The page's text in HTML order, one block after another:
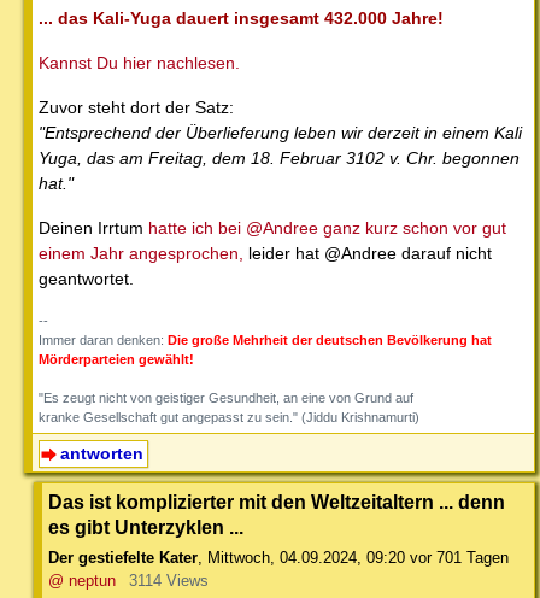
... das Kali-Yuga dauert insgesamt 432.000 Jahre!
Kannst Du hier nachlesen.
Zuvor steht dort der Satz:
"Entsprechend der Überlieferung leben wir derzeit in einem Kali
Yuga, das am Freitag, dem 18. Februar 3102 v. Chr. begonnen
hat."
Deinen Irrtum hatte ich bei @Andree ganz kurz schon vor gut
einem Jahr angesprochen,
leider hat @Andree darauf nicht
geantwortet.
--
Immer daran denken: Die große Mehrheit der deutschen Bevölkerung hat
Mörderparteien gewählt!
"Es zeugt nicht von geistiger Gesundheit, an eine von Grund auf
kranke Gesellschaft gut angepasst zu sein." (Jiddu Krishnamurti)
antworten
Das ist komplizierter mit den Weltzeitaltern ... denn
es gibt Unterzyklen ...
Der gestiefelte Kater Mittwoch, 04.09.2024, 09:20 vor 701 Tagen
@ neptun
3114 Views